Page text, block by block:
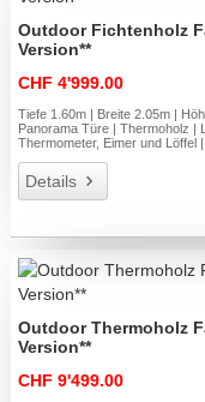
Outdoor Fichtenholz
Version**
CHF 4'999.00
Tiefe 1.60m | Breite 2.05m |
Panorama Türe | Thermoholz |
Thermometer, Eimer und Löffel |
Details
Outdoor Thermoholz
Version**
CHF 9'499.00